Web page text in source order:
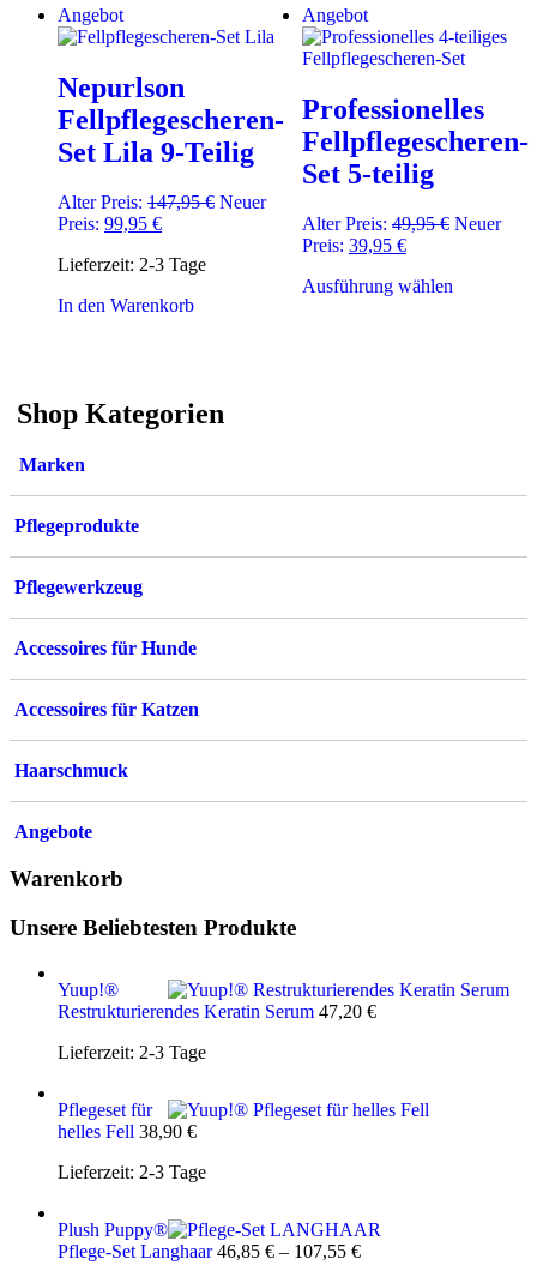
auf.
können
auf
der
Produktseite
gewählt
werden
der
werden
Angebot
Nepurlson
Fellpflegescheren-
Set Lila 9-Teilig
Alter Preis: 147,95€ Ursprünglicher
Neuer
Preis: 99,95 €Aktueller
ist:
Lieferzeit: 2-3 Tage
In den Warenkorb
Angebot
Professionelles
Fellpflegescheren-
Set 5-teilig
Alter Preis: 49,95€
49,95 €
Neuer
Preis: 39,95 €Aktueller
ist:
Ausführung wählenDieses
der
Shop Kategorien
Marken
Pflegeprodukte
Pflegewerkzeug
Accessoires für Hunde
Accessoires für Katzen
Haarschmuck
Angebote
Warenkorb
Unsere Beliebtesten Produkte
Yuup!®
Restrukturierendes Keratin Serum 47,20 €
Lieferzeit: 2-3 Tage
Pflegeset für
helles Fell 38,90 €
Lieferzeit: 2-3 Tage
Plush Puppy®
Pflege-Set Langhaar 46,85 € – 107,55 €